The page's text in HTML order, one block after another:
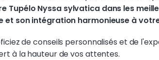
Tupélo Nyssa sylvatica dans les
et son intégration harmonieuse à
de conseils personnalisés et de
à la hauteur de vos attentes.